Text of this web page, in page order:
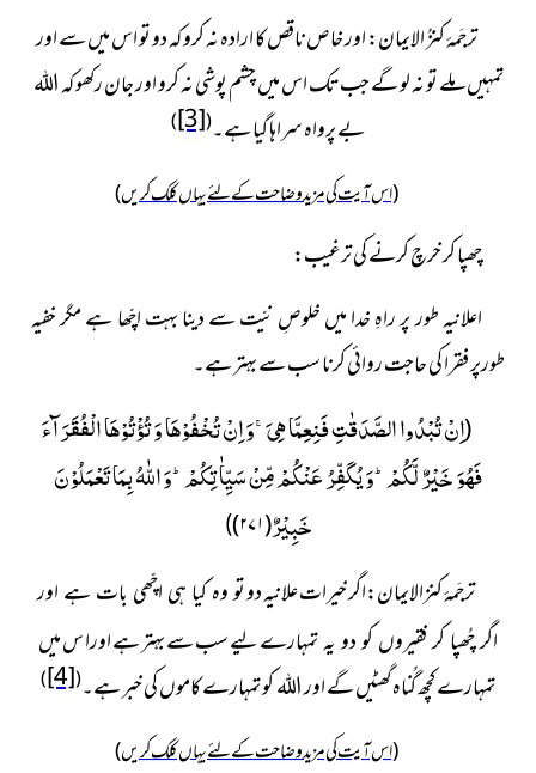
ترجَمۂ کنزُ الایمان: اور خاص ناقص کا ارادہ نہ کرو کہ دو تو اس میں سے اور
تمہیں ملے تو نہ لو گے جب تک اس میں چشم پوشی نہ کرو اور جان رکھو کہ اللہ
بے پرواہ سراہا گیا ہے۔(
[3]
)
(اس آیت کی مزید وضاحت کے لئے یہاں کلک کریں)
چھپا کر خرچ کرنے کی ترغیب:
اعلانیہ طور پر راہِ خدا میں خلوصِ نیّت سے دینا بہت اچّھا ہے مگر خفیہ
طورپر فقرا کی حاجت روائی کرنا سب سے بہتر ہے۔
(اِنْ تُبْدُوا الصَّدَقٰتِ فَنِعِمَّا هِیَۚ-وَ اِنْ تُخْفُوْهَا وَ تُؤْتُوْهَا الْفُقَرَآءَ
فَهُوَ خَیْرٌ لَّكُمْؕ-وَ یُكَفِّرُ عَنْكُمْ مِّنْ سَیِّاٰتِكُمْؕ-وَ اللّٰهُ بِمَا تَعْمَلُوْنَ
خَبِیْرٌ(۲۷۱)
)
ترجَمۂ کنزالایمان:اگر خیرات علانیہ دوتو وہ کیا ہی اچّھی بات ہے اور
اگر چُھپا کر فقیروں کو دو یہ تمہارےلیے سب سے بہتر ہے اورا س میں
تمہارے کچھ گُناہ گھٹیں گے اور اللہ کو تمہارے کاموں کی خبر ہے۔(
[4]
)
(اس آیت کی مزید وضاحت کے لئے یہاں کلک کریں)